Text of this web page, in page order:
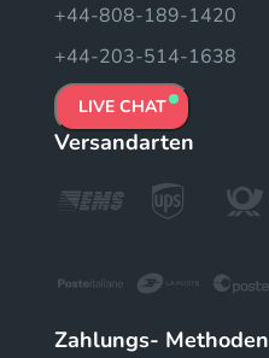
+44-808-189-1420
+44-203-514-1638
LIVE CHAT
Versandarten
Zahlungs- Methoden